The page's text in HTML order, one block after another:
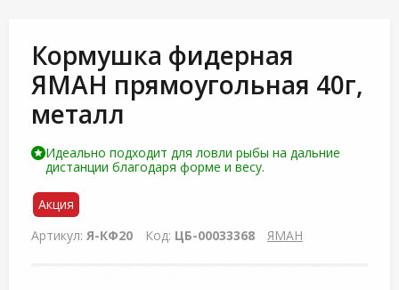
Кормушка фидерная
ЯМАН прямоугольная 40г,
металл
Идеально подходит для ловли рыбы на дальние
дистанции благодаря форме и весу.
Акция
Артикул: Я-КФ20 Код: ЦБ-00033368 ЯМАН